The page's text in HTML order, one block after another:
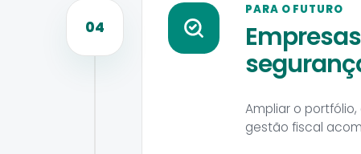
04
PARA O FUTURO
Ampliar o
gestão fiscal